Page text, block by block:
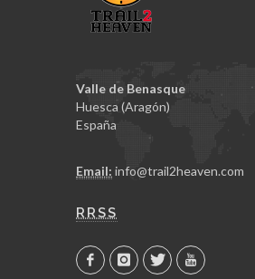
Valle de Benasque
Huesca (Aragón)
España
Email: info@trail2heaven.com
RRSS